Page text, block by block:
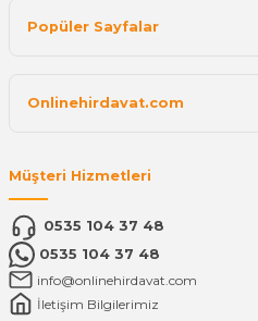
Popüler Sayfalar
Onlinehirdavat.com
Müşteri Hizmetleri
0535 104 37 48
0535 104 37 48
info@onlinehirdavat.com
İletişim Bilgilerimiz